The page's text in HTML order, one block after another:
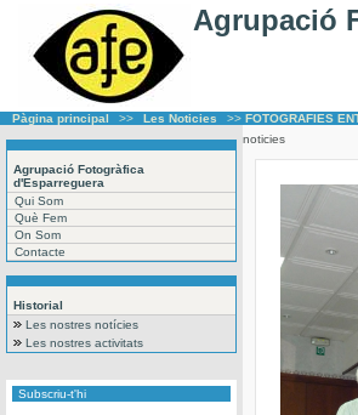
Agrupació
Pàgina principal >> Les Noticies >> FOTOGRAFIES
Agrupació Fotogràfica
d'Esparreguera
Qui Som
Què Fem
On Som
Contacte
Historial
Les nostres notícies
Les nostres activitats
Subscriu-t'hi
noticies